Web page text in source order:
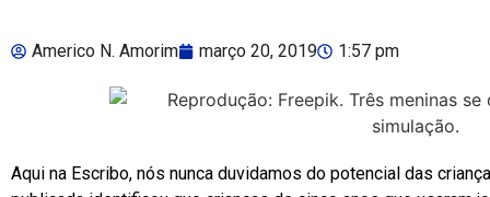
Americo N. Amorim março 20, 2019 1:57 pm
Aqui na Escribo, nós nunca duvidamos do potencial das